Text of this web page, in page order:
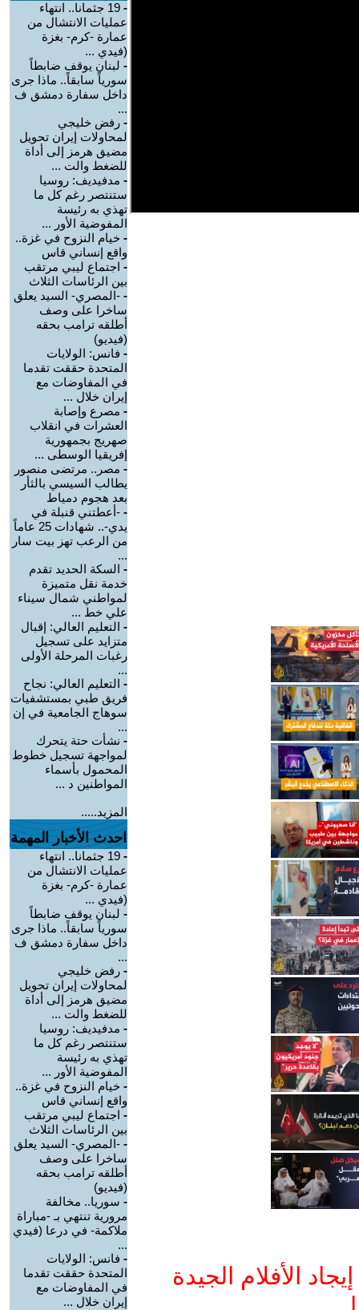
الأفلام الجيدة
-
19 جثمانا.. انتهاء
عمليات الانتشال من
عمارة -كرم- بغزة
(فيدي ...
- لبنان يوقف ضابطاً
سورياً سابقاً.. ماذا جرى
داخل سفارة دمشق ف
...
- رفض خليجي
لمحاولات إيران تحويل
مضيق هرمز إلى أداة
للضغط والت ...
- مدفيديف: روسيا
ستنتصر رغم كل ما
تهذي به رئيسة
المفوضية الأور ...
- خيام النزوح في غزة..
واقع إنساني قاس
- اجتماع ليبي مرتقب
بين الرئاسات الثلاث
- -المصري- السيد يعلق
ساخرا على وصف
أطلقه ترامب بحقه
(فيديو)
- فانس: الولايات
المتحدة حققت تقدما
في المفاوضات مع
إيران خلال ...
- مصرع وإصابة
العشرات في انقلاب
صهريج بجمهورية
إفريقيا الوسطى ...
- مصر.. مرتضى منصور
يطالب السيسي بالثأر
بعد هجوم دمياط
- -أعطتني قنبلة في
يدي-.. شهادات 25 عاماً
من الرعب تهز بيت سار
...
- السكة الحديد تقدم
خدمة نقل متميزة
لمواطني شمال سيناء
علي خط ...
- التعليم العالي: إقبال
متزايد على تسجيل
رغبات المرحلة الأولى
...
- التعليم العالي: نجاح
فريق طبي بمستشفيات
سوهاج الجامعية في إن
...
- نشأت حتة يتحرك
لمواجهة تسجيل خطوط
المحمول بأسماء
المواطنين د ...
المزيد.....
احدث الأخبار المهمة
-
19 جثمانا.. انتهاء
عمليات الانتشال من
عمارة -كرم- بغزة
(فيدي ...
- لبنان يوقف ضابطاً
سورياً سابقاً.. ماذا جرى
داخل سفارة دمشق ف
...
- رفض خليجي
لمحاولات إيران تحويل
مضيق هرمز إلى أداة
للضغط والت ...
- مدفيديف: روسيا
ستنتصر رغم كل ما
تهذي به رئيسة
المفوضية الأور ...
- خيام النزوح في غزة..
واقع إنساني قاس
- اجتماع ليبي مرتقب
بين الرئاسات الثلاث
- -المصري- السيد يعلق
ساخرا على وصف
أطلقه ترامب بحقه
(فيديو)
- سوريا.. مخالفة
مرورية تنتهي بـ -مباراة
ملاكمة- في درعا (فيدي
...
- فانس: الولايات
المتحدة حققت تقدما
في المفاوضات مع
إيران خلال ...